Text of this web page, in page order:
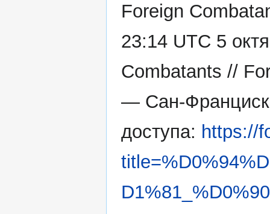
Foreign
23:14 UTC 5
Combatants //
— Сан-
доступа: https://